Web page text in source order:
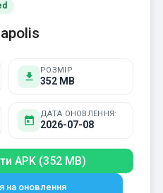
РОЗМІР
352 MB
ДАТА ОНОВЛЕННЯ:
2026-07-08
APK (352 MB)
на оновлення